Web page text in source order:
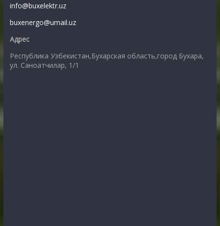
info@buxelektr.uz
buxenergo@umail.uz
Адрес
Республика Узбекистан,Бухарская область,город Бухара,
ул. Саноатчилар, 1/1